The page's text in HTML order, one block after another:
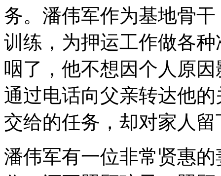
务。潘伟军作为基地骨
训练，为押运工作做各
咽了，他不想因个人原
通过电话向父亲转达他
交给的任务，却对家人
潘伟军有一位非常贤惠